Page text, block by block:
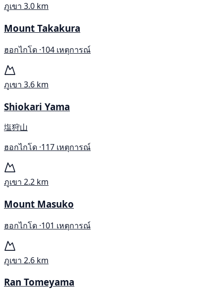
ภูเขา 3.0 km
Mount Takakura
ฮอกไกโด ·104 เหตุการณ์
ภูเขา 3.6 km
Shiokari Yama
塩狩山
ฮอกไกโด ·117 เหตุการณ์
ภูเขา 2.2 km
Mount Masuko
ฮอกไกโด ·101 เหตุการณ์
ภูเขา 2.6 km
Ran Tomeyama